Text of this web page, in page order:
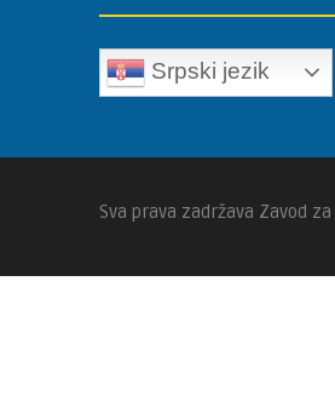
Srpski jezik
Sva prava zadržava Zavod